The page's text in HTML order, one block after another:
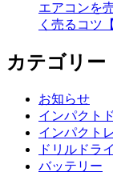
エアコンを
く売るコツ
カテゴリー
お知らせ
インパクト
インパクト
ドリルドラ
バッテリー